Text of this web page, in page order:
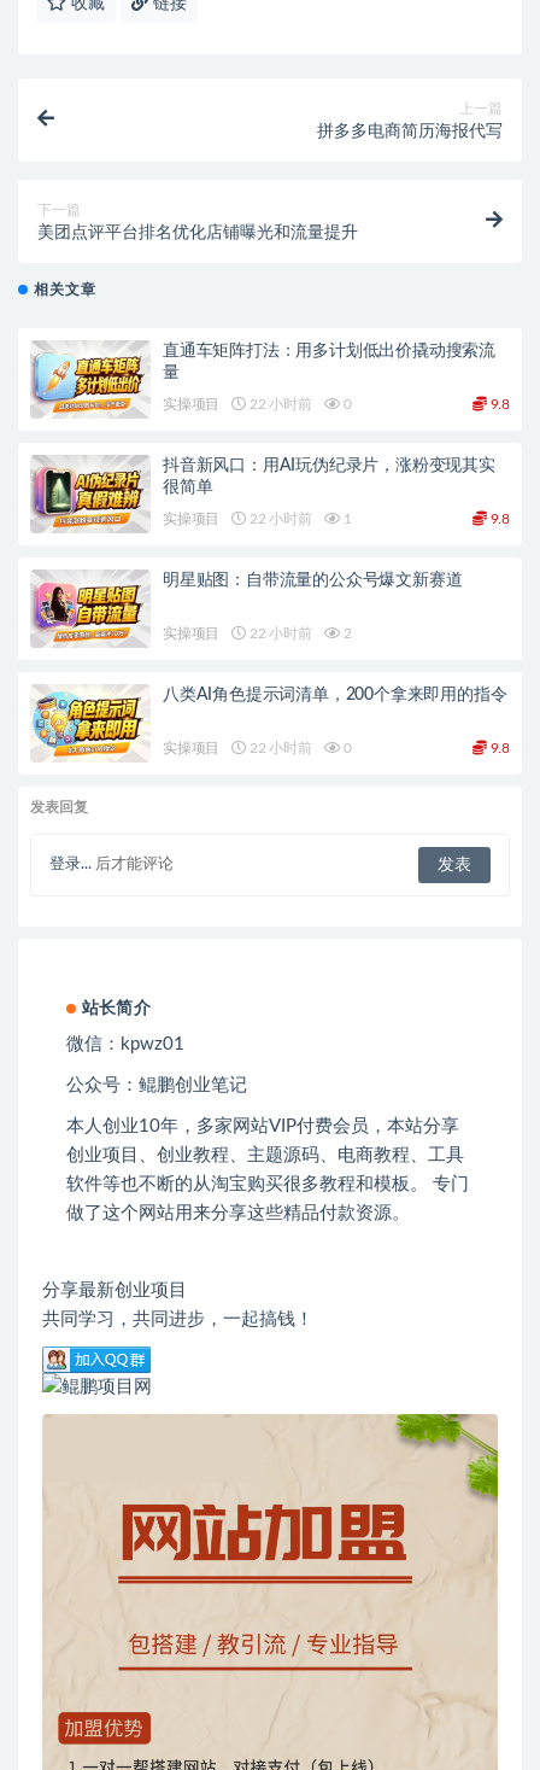
上一篇
拼多多电商简历海报代写
下一篇
美团点评平台排名优化店铺曝光和流量提升
相关文章
直通车矩阵打法：用多计划低出价撬动搜索流
量
实操项目 22 小时前 0 9.8
抖音新风口：用AI玩伪纪录片，涨粉变现其实
很简单
实操项目 22 小时前 1 9.8
明星贴图：自带流量的公众号爆文新赛道
实操项目 22 小时前 2
八类AI角色提示词清单，200个拿来即用的指令
实操项目 22 小时前 0 9.8
发表回复
登录... 后才能评论
站长简介
微信：kpwz01
公众号：鲲鹏创业笔记
本人创业10年，多家网站VIP付费会员，本站分享
创业项目、创业教程、主题源码、电商教程、工具
软件等也不断的从淘宝购买很多教程和模板。 专门
做了这个网站用来分享这些精品付款资源。
分享最新创业项目
共同学习，共同进步，一起搞钱！